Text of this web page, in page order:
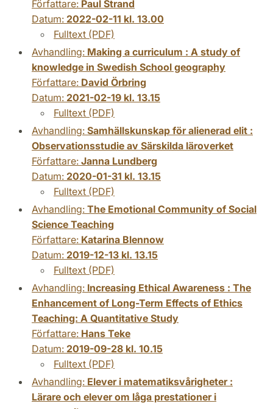
Författare: Paul Strand
Datum: 2022-02-11 kl. 13.00
Fulltext (PDF)
Avhandling: Making a curriculum : A study of
knowledge in Swedish School geography
Författare: David Örbring
Datum: 2021-02-19 kl. 13.15
Fulltext (PDF)
Avhandling: Samhällskunskap för alienerad elit :
Observationsstudie av Särskilda läroverket
Författare: Janna Lundberg
Datum: 2020-01-31 kl. 13.15
Fulltext (PDF)
Avhandling: The Emotional Community of Social
Science Teaching
Författare: Katarina Blennow
Datum: 2019-12-13 kl. 13.15
Fulltext (PDF)
Avhandling: Increasing Ethical Awareness : The
Enhancement of Long-Term Effects of Ethics
Teaching: A Quantitative Study
Författare: Hans Teke
Datum: 2019-09-28 kl. 10.15
Fulltext (PDF)
Avhandling: Elever i matematiksvårigheter :
Lärare och elever om låga prestationer i